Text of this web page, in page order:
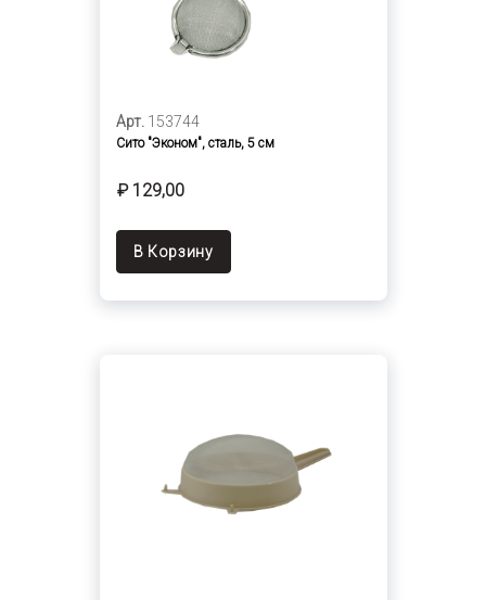
Арт. 153744
Сито "Эконом", сталь, 5 см
₽ 129,00
В Корзину